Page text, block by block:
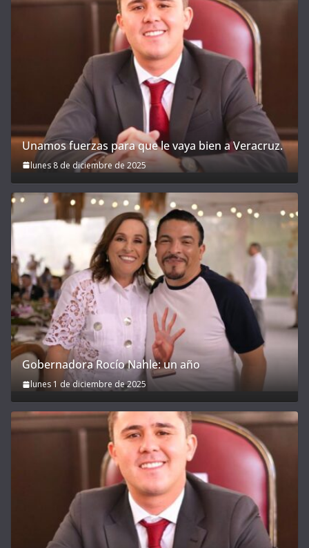
Unamos fuerzas para que le vaya bien a Veracruz.
lunes 8 de diciembre de 2025
Gobernadora Rocío Nahle: un año
lunes 1 de diciembre de 2025